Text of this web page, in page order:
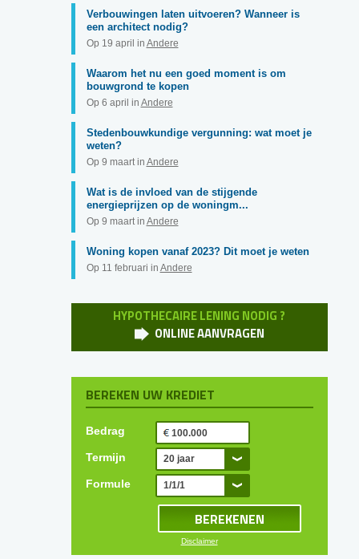
Verbouwingen laten uitvoeren? Wanneer is
een architect nodig?
Op 19 april in Andere
Waarom het nu een goed moment is om
bouwgrond te kopen
Op 6 april in Andere
Stedenbouwkundige vergunning: wat moet je
weten?
Op 9 maart in Andere
Wat is de invloed van de stijgende
energieprijzen op de woningm...
Op 9 maart in Andere
Woning kopen vanaf 2023? Dit moet je weten
Op 11 februari in Andere
HYPOTHECAIRE LENING NODIG ?
ONLINE AANVRAGEN
BEREKEN UW KREDIET
Bedrag
Termijn 20 jaar
Formule 1/1/1
Disclaimer